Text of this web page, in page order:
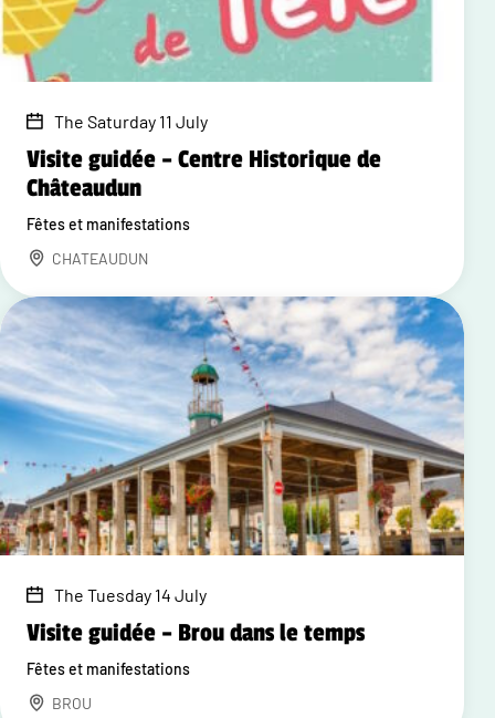
The Saturday 11 July
Visite guidée – Centre Historique de
Châteaudun
Fêtes et manifestations
CHATEAUDUN
The Tuesday 14 July
Visite guidée – Brou dans le temps
Fêtes et manifestations
BROU